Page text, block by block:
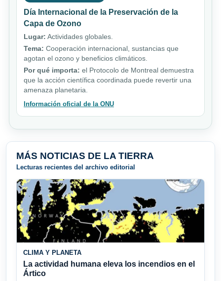
Día Internacional de la Preservación de la
Capa de Ozono
Lugar: Actividades globales.
Tema: Cooperación internacional, sustancias que
agotan el ozono y beneficios climáticos.
Por qué importa: el Protocolo de Montreal demuestra
que la acción científica coordinada puede revertir una
amenaza planetaria.
Información oficial de la ONU
MÁS NOTICIAS DE LA TIERRA
Lecturas recientes del archivo editorial
CLIMA Y PLANETA
La actividad humana eleva los incendios en el
Ártico